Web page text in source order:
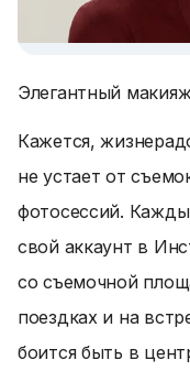
Элегантный
Кажется,
не устает от
фотосессий.
свой аккаунт в
со съемочной
поездках и на
боится быть в